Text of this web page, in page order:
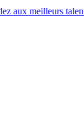
talents avec G-P